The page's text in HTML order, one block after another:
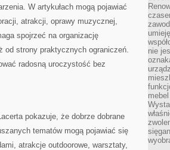
W artykułach mogą pojawiać
atrakcji, oprawy muzycznej,
spojrzeć na organizację
od strony praktycznych ograniczeń.
radosną uroczystość bez
pokazuje, że dobrze dobrane
tematów mogą pojawiać się
atrakcje outdoorowe, warsztaty,
nie